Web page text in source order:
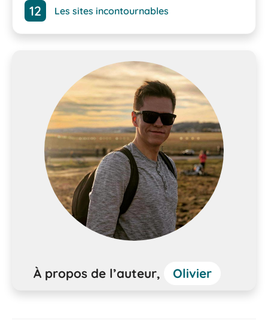
Les sites incontournables
À propos de l’auteur, Olivier